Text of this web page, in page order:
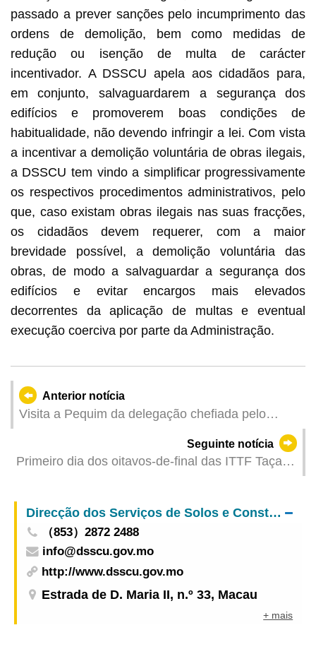
passado a prever sanções pelo incumprimento das
ordens de demolição, bem como medidas de
redução ou isenção de multa de carácter
incentivador. A DSSCU apela aos cidadãos para,
em conjunto, salvaguardarem a segurança dos
edifícios e promoverem boas condições de
habitualidade, não devendo infringir a lei. Com vista
a incentivar a demolição voluntária de obras ilegais,
a DSSCU tem vindo a simplificar progressivamente
os respectivos procedimentos administrativos, pelo
que, caso existam obras ilegais nas suas fracções,
os cidadãos devem requerer, com a maior
brevidade possível, a demolição voluntária das
obras, de modo a salvaguardar a segurança dos
edifícios e evitar encargos mais elevados
decorrentes da aplicação de multas e eventual
execução coerciva por parte da Administração.
Anterior notícia
Visita a Pequim da delegação chefiada pelo
Seguinte notícia
Primeiro dia dos oitavos-de-final das ITTF Taças
apresentadas pelo Galaxy Entertainment Group
Direcção dos Serviços de Solos e Construção Urbana
（853）2872 2488
info@dsscu.gov.mo
http://www.dsscu.gov.mo
Estrada de D. Maria II, n.º 33, Macau
+ mais